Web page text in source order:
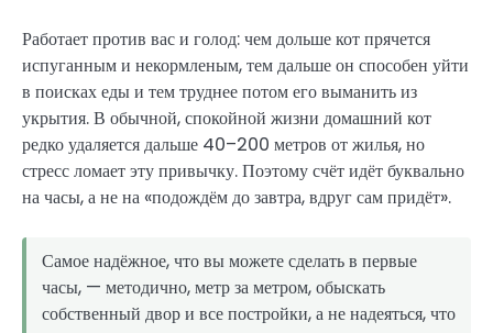
Работает против вас и голод: чем дольше кот прячется
испуганным и некормленым, тем дальше он способен уйти
в поисках еды и тем труднее потом его выманить из
укрытия. В обычной, спокойной жизни домашний кот
редко удаляется дальше 40–200 метров от жилья, но
стресс ломает эту привычку. Поэтому счёт идёт буквально
на часы, а не на «подождём до завтра, вдруг сам придёт».
Самое надёжное, что вы можете сделать в первые
часы, — методично, метр за метром, обыскать
собственный двор и все постройки, а не надеяться, что